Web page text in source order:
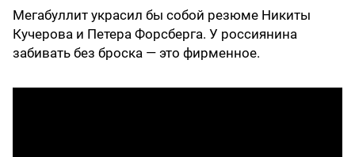
Мегабуллит украсил бы собой резюме Никиты
Кучерова и Петера Форсберга. У россиянина
забивать без броска — это фирменное.